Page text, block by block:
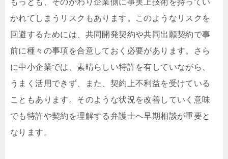
もっとも、そのかわり企業側に事実上技術を持ってい
かれてしまうリスクもあります。このようなリスクを
回避するためには、共同開発契約や共同出願契約で事
前に種々の事項を合意しておく必要があります。さら
に中小企業では、素晴らしい特許を有していながら、
うまく活用できず、また、契約上不利益を受けている
こともあります。そのような状況を改善していく意味
でも特許や契約を理解する弁護士へ早期相談が重要と
なります。